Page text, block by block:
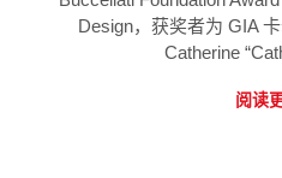
Design，获奖者为 GIA
Catherine
阅读